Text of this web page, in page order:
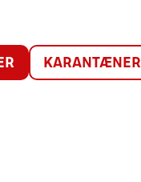
KARANTÆNER